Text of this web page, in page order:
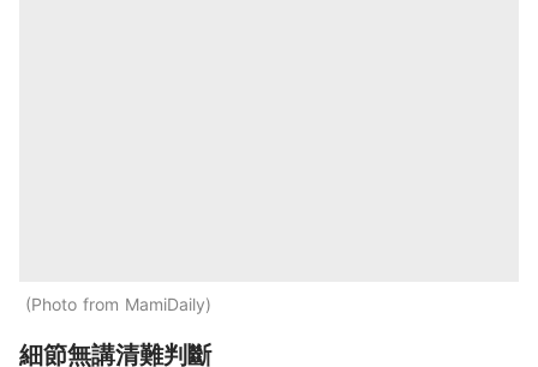
Photo from MamiDaily
細節無講清難判斷